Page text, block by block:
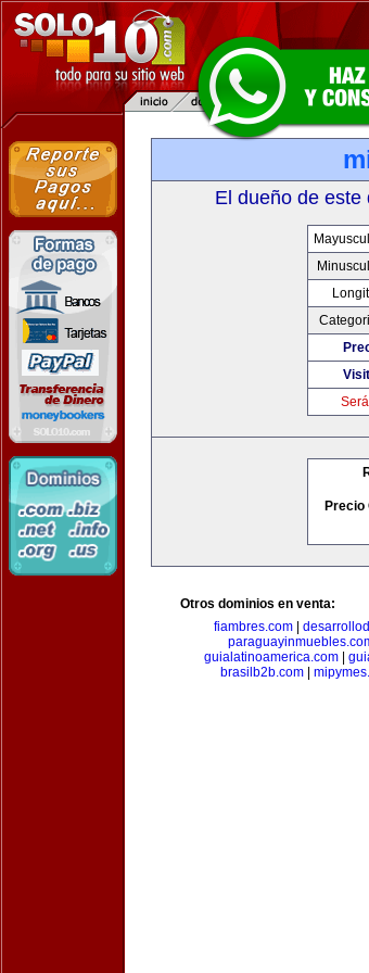
El dueño de este
Precio
Otros dominios en venta:
fiambres.com|
guialatinoamerica.com
brasilb2b.com